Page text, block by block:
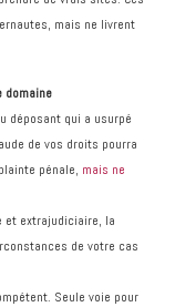
mais ne livrent
domaine
déposant qui a usurpé
de vos droits pourra
pénale, mais ne
et extrajudiciaire, la
de votre cas
Seule voie pour